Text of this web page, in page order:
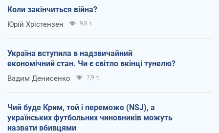
Коли закінчиться війна?
Юрій Хрістензен 9,8 т.
Україна вступила в надзвичайний
економічний стан. Чи є світло вкінці тунелю?
Вадим Денисенко 7,9 т.
Чий буде Крим, той і переможе (NSJ), а
українських футбольних чиновників можуть
назвати вбивцями